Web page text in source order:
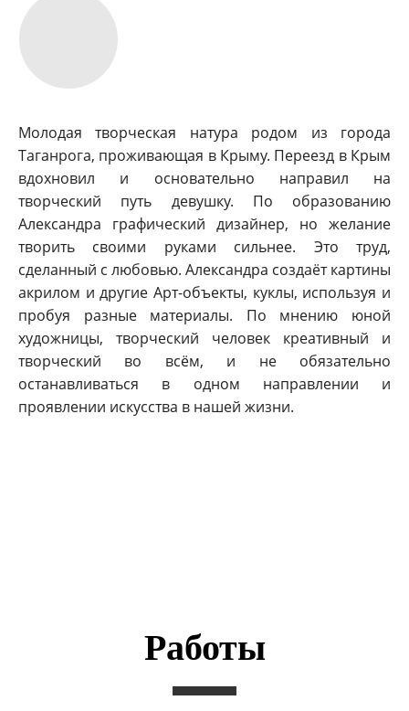
Молодая творческая натура родом из города
Таганрога, проживающая в Крыму. Переезд в Крым
вдохновил и основательно направил на
творческий путь девушку. По образованию
Александра графический дизайнер, но желание
творить своими руками сильнее. Это труд,
сделанный с любовью. Александра создаёт картины
акрилом и другие Арт-объекты, куклы, используя и
пробуя разные материалы. По мнению юной
художницы, творческий человек креативный и
творческий во всём, и не обязательно
останавливаться в одном направлении и
проявлении искусства в нашей жизни.
Работы